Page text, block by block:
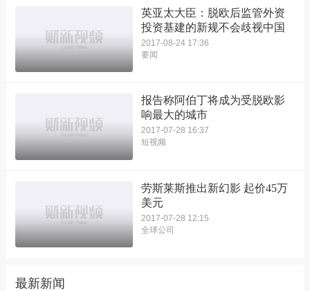
英亚太大臣：脱欧后监管外资
投资基建的新规不会歧视中国
2017-08-24 17:36
要闻
报告称阿伯丁将成为受脱欧影
响最大的城市
2017-07-28 16:37
短视频
劳斯莱斯推出新幻影 起价45万
美元
2017-07-28 12:15
全球公司
最新新闻